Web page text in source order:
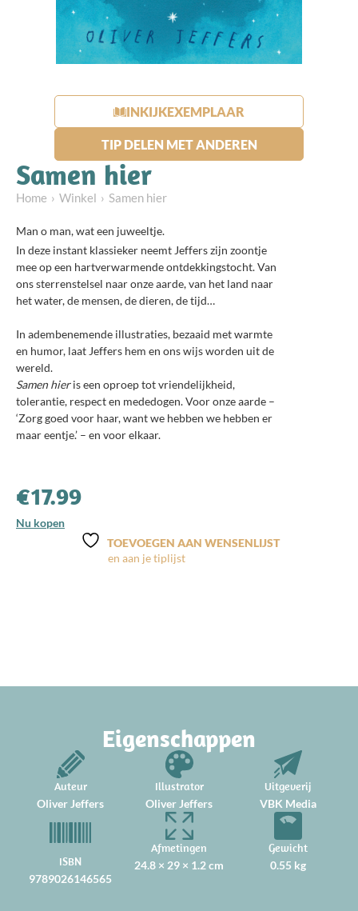
INKIJKEXEMPLAAR
TIP DELEN MET ANDEREN
Samen hier
Home Winkel Samen hier
Man o man, wat een juweeltje.
In deze instant klassieker neemt Jeffers zijn zoontje
mee op een hartverwarmende ontdekkingstocht. Van
ons sterrenstelsel naar onze aarde, van het land naar
het water, de mensen, de dieren, de tijd…
In adembenemende illustraties, bezaaid met warmte
en humor, laat Jeffers hem en ons wijs worden uit de
wereld.
Samen hieris een oproep tot vriendelijkheid,
tolerantie, respect en mededogen. Voor onze aarde –
‘Zorg goed voor haar, want we hebben we hebben er
maar eentje.’ – en voor elkaar.
€17.99
Nu kopen
TOEVOEGEN AAN WENSENLIJST
Eigenschappen
Auteur
Oliver Jeffers
Illustrator
Oliver Jeffers
Uitgeverij
VBK Media
ISBN
9789026146565
Afmetingen
24.8 × 29 × 1.2 cm
Gewicht
0.55 kg